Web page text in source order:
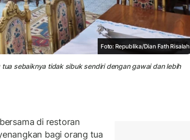
Foto: Republika/Dian Fath Risalah
sebaiknya tidak sibuk sendiri dengan gawai dan lebih
di restoran
bagi orang tua